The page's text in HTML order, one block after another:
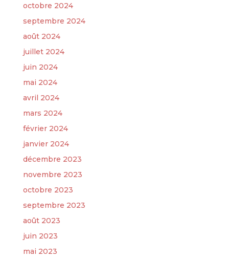
octobre 2024
septembre 2024
août 2024
juillet 2024
juin 2024
mai 2024
avril 2024
mars 2024
février 2024
janvier 2024
décembre 2023
novembre 2023
octobre 2023
septembre 2023
août 2023
juin 2023
mai 2023